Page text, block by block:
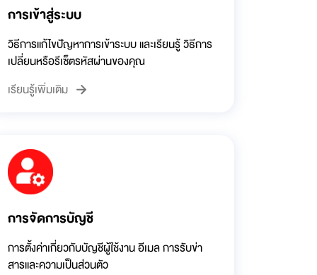
การเข้าสู่ระบบ
วิธีการแก้ไขปัญหาการเข้าระบบ และเรียนรู้ วิธีการ
เปลี่ยนหรือรีเซ็ตรหัสผ่านของคุณ
เรียนรู้เพิ่มเติม
การจัดการบัญชี
การตั้งค่าเกี่ยวกับบัญชีผู้ใช้งาน อีเมล การรับข่า
สารและความเป็นส่วนตัว